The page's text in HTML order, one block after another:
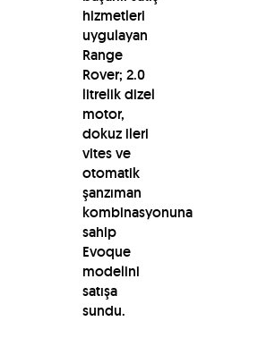
hizmetleri
uygulayan
Range
Rover; 2.0
litrelik dizel
motor,
dokuz ileri
vites ve
otomatik
şanzıman
kombinasyonuna
sahip
Evoque
modelini
satışa
sundu.